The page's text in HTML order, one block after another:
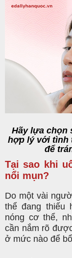
Hãy lựa chọn
hợp lý với tình
để
Tại sao khi
nổi mụn?
Do một vài
thể đang thiếu
nóng cơ thể,
cần nắm rõ
ở mức nào để